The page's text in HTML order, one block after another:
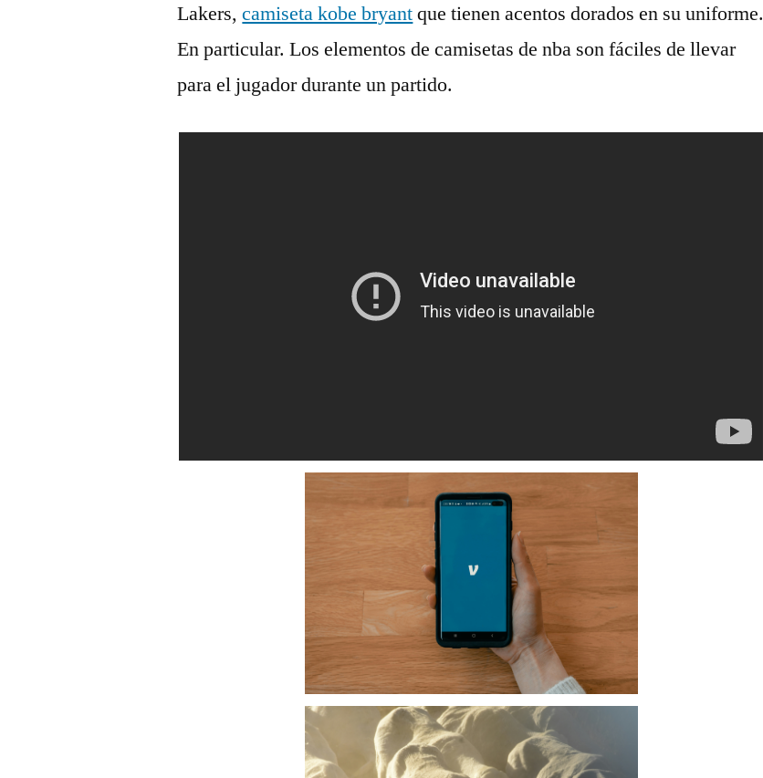
Lakers,camiseta kobe bryantque tienen acentos dorados en su uniforme.
En particular. Los elementos de camisetas de nba son fáciles de llevar
para el jugador durante un partido.